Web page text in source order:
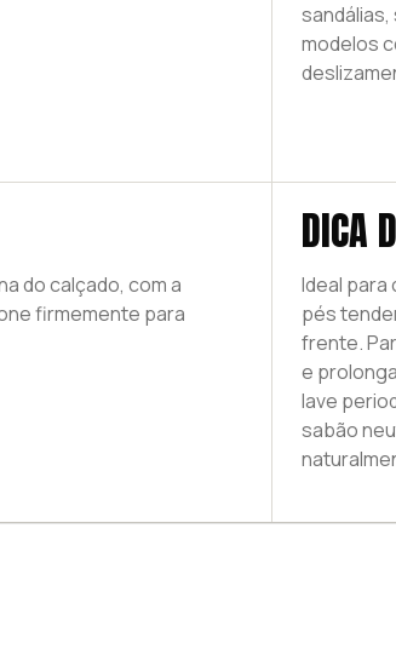
modelos
do calçado, com a
firmemente para
DICA
Ideal para
pés
frente.
e
lave
sabão